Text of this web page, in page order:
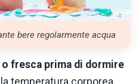
bere regolarmente acqua
fresca prima di dormire
temperatura corporea.